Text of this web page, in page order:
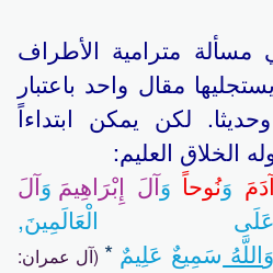
مسألة مترامية الأطراف
مقال واحد باعتبار
وحديثا. لكن يمكن ابتداءاً
الخلاق العليم:
وَنُوحاً وَآلَ إِبْرَاهِيمَ وَآلَ
عَلَى الْعَالَمِينَ,
وَاللَّهُ سَمِيعٌ عَلِيمٌ* (آل عمران: